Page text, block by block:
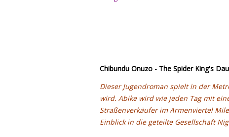
Chibundu Onuzo - The Spider King's
Dieser Jugendroman spielt in der
wird. Abike wird wie jeden Tag mit
Straßenverkäufer im Armenviertel
Einblick in die geteilte Gesellschaft